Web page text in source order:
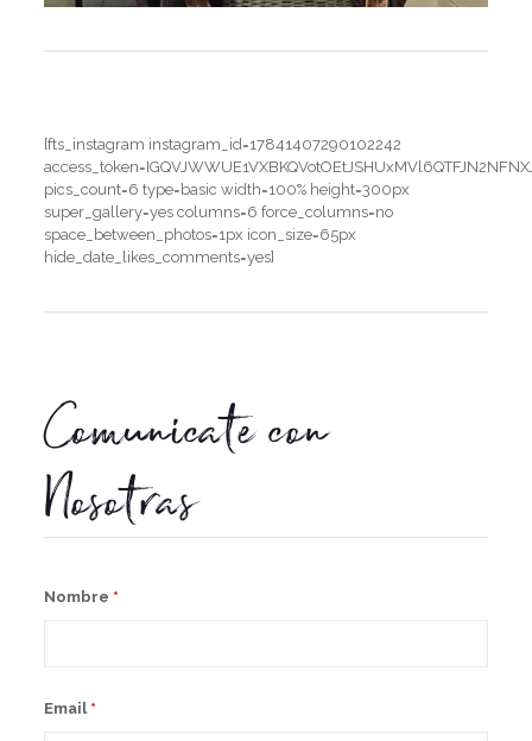
[fts_instagram instagram_id=17841407290102242
pics_count=6 type=basic width=100% height=300px
super_gallery=yes columns=6 force_columns=no
space_between_photos=1px icon_size=65px
hide_date_likes_comments=yes]
Comunicate con
Nosotras
Nombre *
Email *